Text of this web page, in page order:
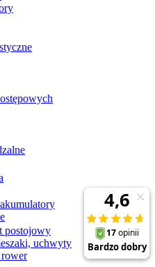
postojowy
uchwyty
rower